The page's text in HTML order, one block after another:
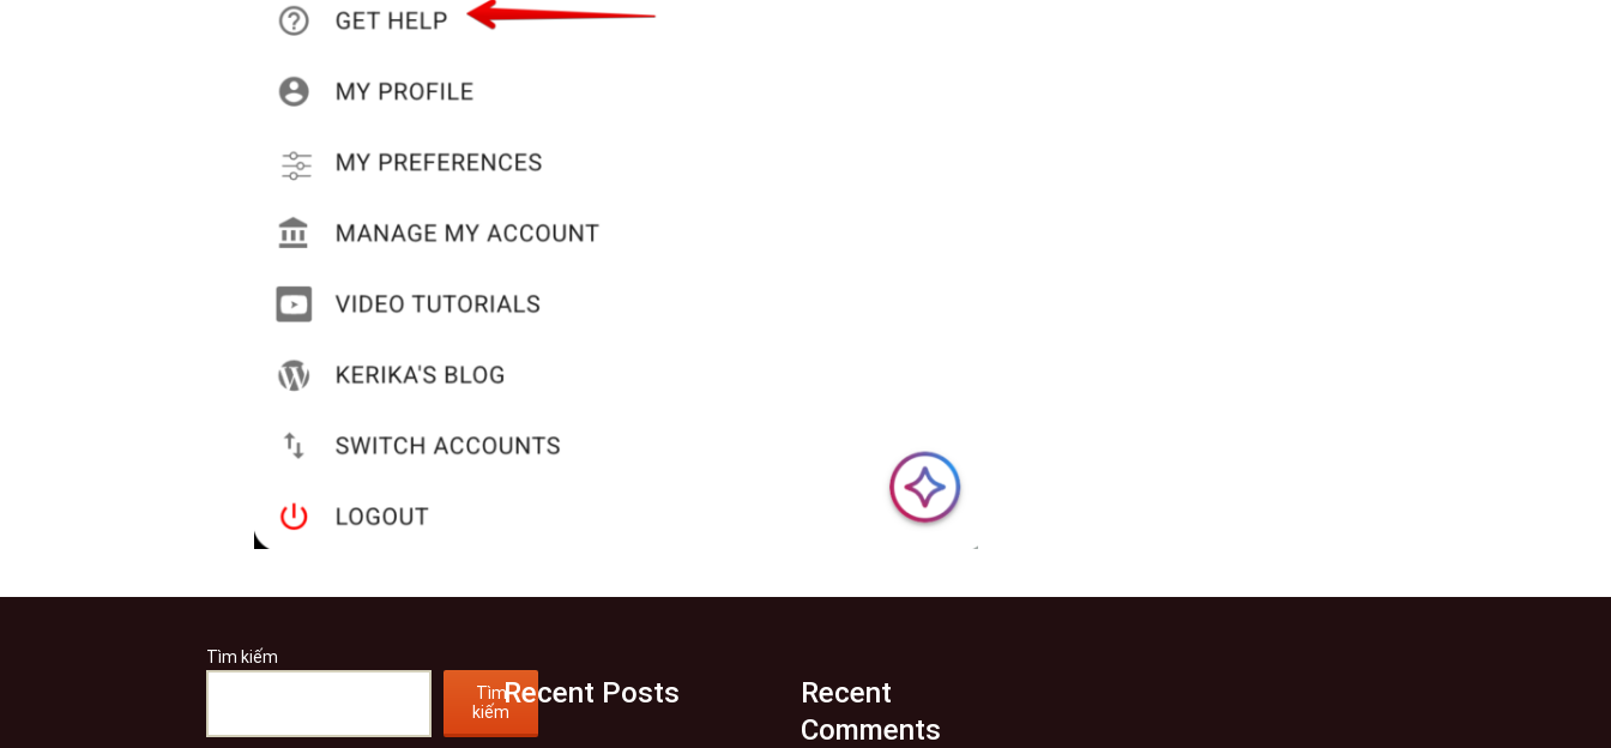
Tìm kiếm
Tìm
kiếm
Recent Posts
Recent
Comments